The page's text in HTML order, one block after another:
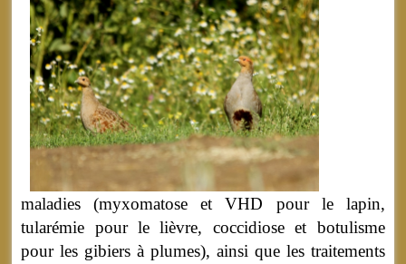
maladies (myxomatose et VHD pour le lapin,
tularémie pour le lièvre, coccidiose et botulisme
pour les gibiers à plumes), ainsi que les traitements